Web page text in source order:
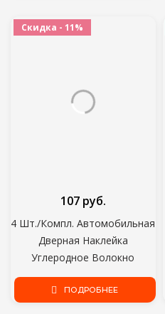
Горячие Продажи
Солнцезащитные Очки
Скидка - 11%
4 Шт./Компл. Автомобильная
Дверная Наклейка
Углеродное Волокно
Устойчивая К Царапинам
Крышка Авто Ручка
107 руб.
ПОДРОБНЕЕ